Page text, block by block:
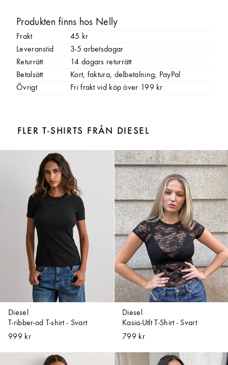
Produkten finns hos Nelly
Frakt
45 kr
Leveranstid
3-5 arbetsdagar
Returrätt
14 dagars returrätt
Betalsätt
Kort, faktura, delbetalning, PayPal
Övrigt
Fri frakt vid köp över 199 kr
FLER T-SHIRTS FRÅN DIESEL
Diesel
T-ribber-od T-shirt - Svart
999 kr
Diesel
Kasia-Utlt T-Shirt - Svart
799 kr